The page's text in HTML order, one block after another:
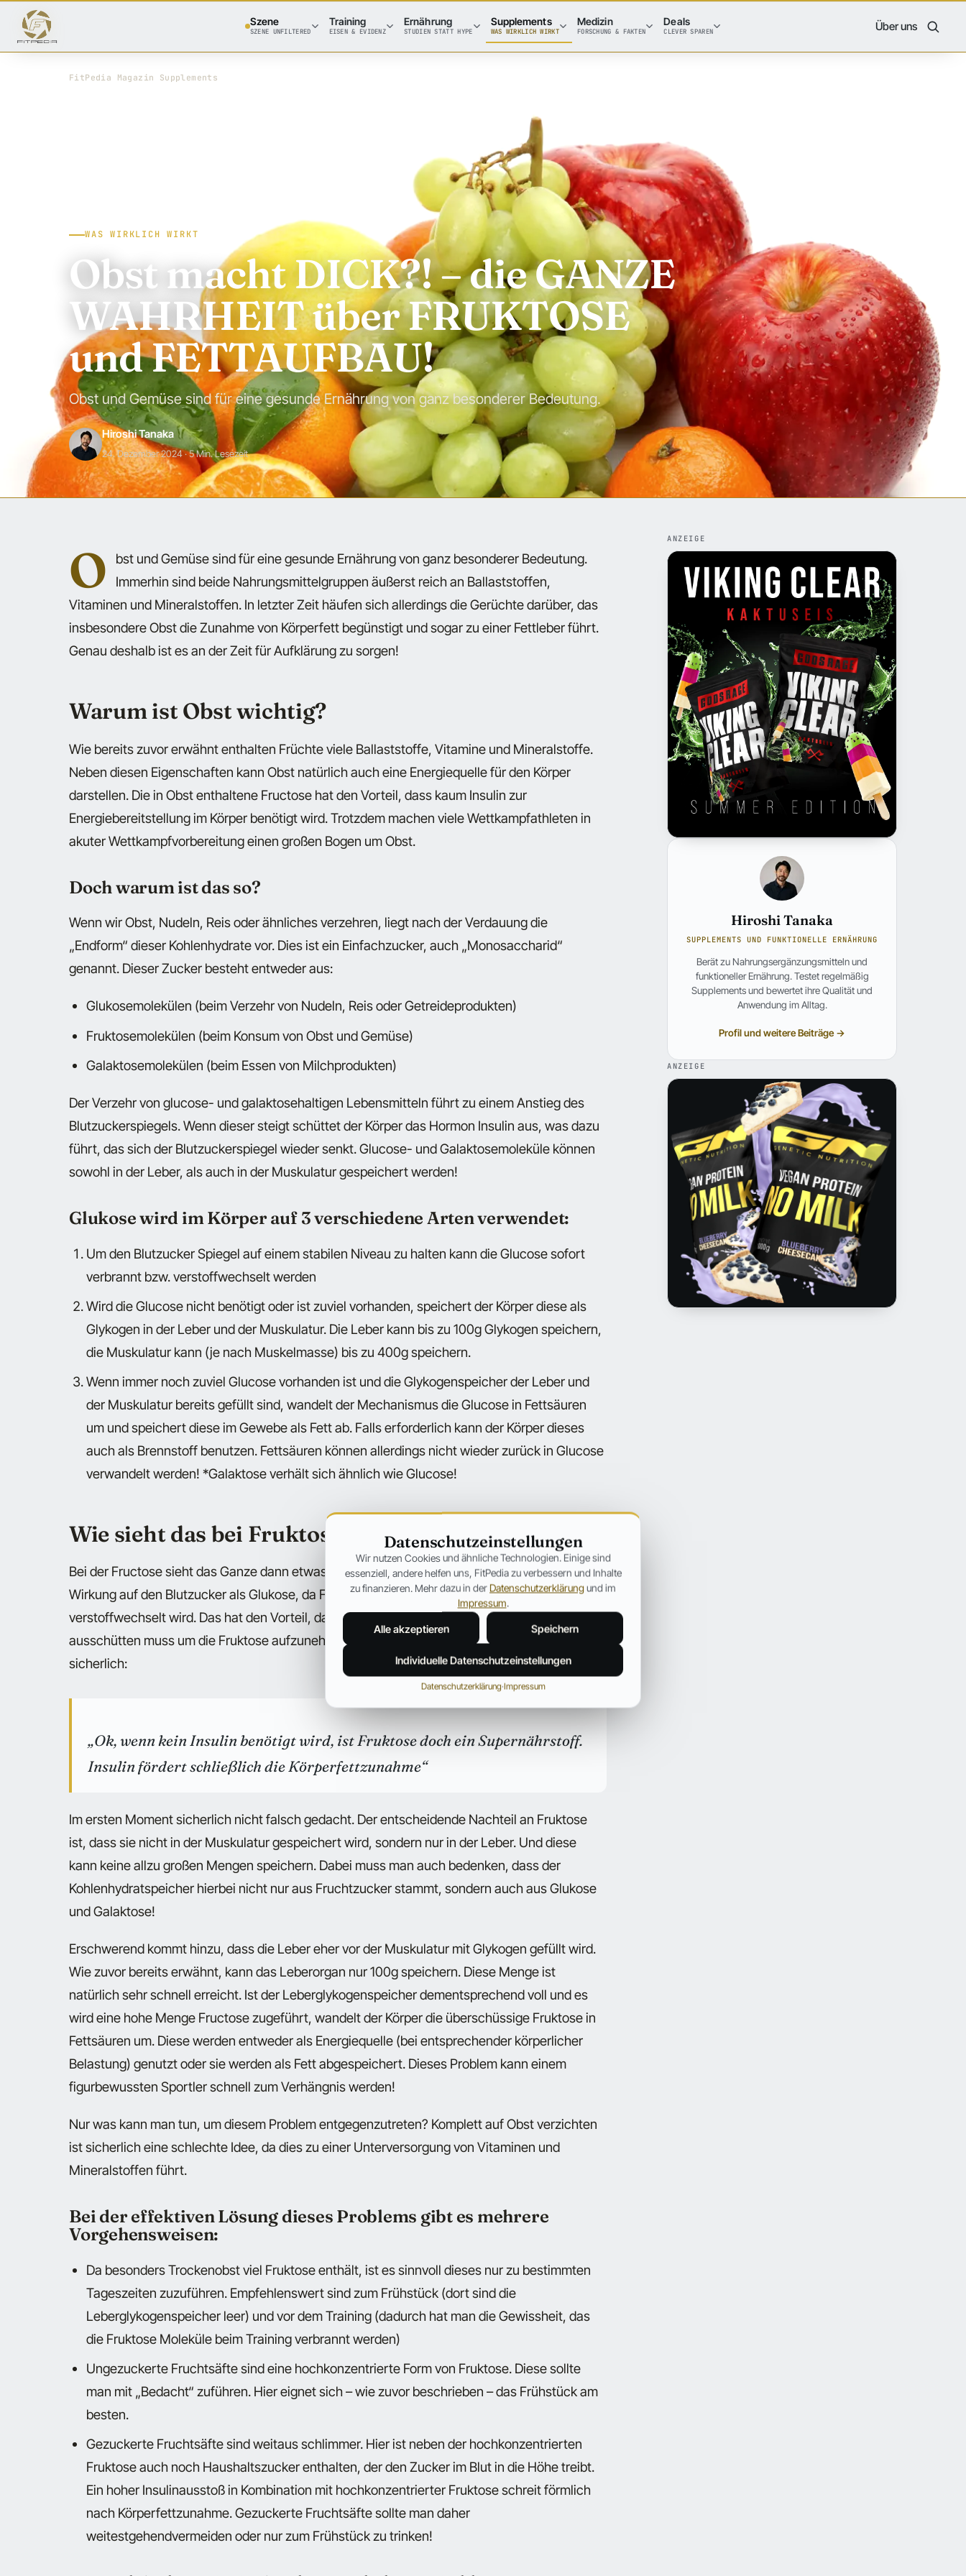
Szene
SZENE UNFILTERED
Training
EISEN & EVIDENZ
Ernährung
STUDIEN STATT HYPE
Supplements
WAS WIRKLICH WIRKT
Medizin
FORSCHUNG & FAKTEN
Deals
CLEVER SPAREN Über uns
FitPedia Magazin Supplements
WAS WIRKLICH WIRKT
Obst macht DICK?! – die GANZE
WAHRHEIT über FRUKTOSE
und FETTAUFBAU!
Obst und Gemüse sind für eine gesunde Ernährung von ganz besonderer Bedeutung.
Hiroshi Tanaka
24. Dezember 2024· 5 Min. Lesezeit
O
bst und Gemüse sind für eine gesunde Ernährung von ganz besonderer Bedeutung.
Immerhin sind beide Nahrungsmittelgruppen äußerst reich an Ballaststoffen,
Vitaminen und Mineralstoffen. In letzter Zeit häufen sich allerdings die Gerüchte darüber, das
insbesondere Obst die Zunahme von Körperfett begünstigt und sogar zu einer Fettleber führt.
Genau deshalb ist es an der Zeit für Aufklärung zu sorgen!
Warum ist Obst wichtig?
Wie bereits zuvor erwähnt enthalten Früchte viele Ballaststoffe, Vitamine und Mineralstoffe.
Neben diesen Eigenschaften kann Obst natürlich auch eine Energiequelle für den Körper
darstellen. Die in Obst enthaltene Fructose hat den Vorteil, dass kaum Insulin zur
Energiebereitstellung im Körper benötigt wird. Trotzdem machen viele Wettkampfathleten in
akuter Wettkampfvorbereitung einen großen Bogen um Obst.
Doch warum ist das so?
Wenn wir Obst, Nudeln, Reis oder ähnliches verzehren, liegt nach der Verdauung die
„Endform“ dieser Kohlenhydrate vor. Dies ist ein Einfachzucker, auch „Monosaccharid“
genannt. Dieser Zucker besteht entweder aus:
Glukosemolekülen (beim Verzehr von Nudeln, Reis oder Getreideprodukten)
Fruktosemolekülen (beim Konsum von Obst und Gemüse)
Galaktosemolekülen (beim Essen von Milchprodukten)
Der Verzehr von glucose- und galaktosehaltigen Lebensmitteln führt zu einem Anstieg des
Blutzuckerspiegels. Wenn dieser steigt schüttet der Körper das Hormon Insulin aus, was dazu
führt, das sich der Blutzuckerspiegel wieder senkt. Glucose- und Galaktosemoleküle können
sowohl in der Leber, als auch in der Muskulatur gespeichert werden!
Glukose wird im Körper auf 3 verschiedene Arten verwendet:
Um den Blutzucker Spiegel auf einem stabilen Niveau zu halten kann die Glucose sofort
verbrannt bzw. verstoffwechselt werden
Wird die Glucose nicht benötigt oder ist zuviel vorhanden, speichert der Körper diese als
Glykogen in der Leber und der Muskulatur. Die Leber kann bis zu 100g Glykogen speichern,
die Muskulatur kann (je nach Muskelmasse) bis zu 400g speichern.
Wenn immer noch zuviel Glucose vorhanden ist und die Glykogenspeicher der Leber und
der Muskulatur bereits gefüllt sind, wandelt der Mechanismus die Glucose in Fettsäuren
um und speichert diese im Gewebe als Fett ab. Falls erforderlich kann der Körper dieses
auch als Brennstoff benutzen. Fettsäuren können allerdings nicht wieder zurück in Glucose
verwandelt werden! *Galaktose verhält sich ähnlich wie Glucose!
Wie sieht das bei Fruktose aus?
Bei der Fructose sieht das Ganze dann etwas anders aus: Der Verzehr hat sehr viel weniger
Wirkung auf den Blutzucker als Glukose, da Fructose vorwiegend im Leberorgan
verstoffwechselt wird. Das hat den Vorteil, das der Mechanismus im Prinzip kein Insulin
ausschütten muss um die Fruktose aufzunehmen und zu verstoffwechseln. Man denkt jetzt
sicherlich:
„Ok, wenn kein Insulin benötigt wird, ist Fruktose doch ein Supernährstoff.
Insulin fördert schließlich die Körperfettzunahme“
Im ersten Moment sicherlich nicht falsch gedacht. Der entscheidende Nachteil an Fruktose
ist, dass sie nicht in der Muskulatur gespeichert wird, sondern nur in der Leber. Und diese
kann keine allzu großen Mengen speichern. Dabei muss man auch bedenken, dass der
Kohlenhydratspeicher hierbei nicht nur aus Fruchtzucker stammt, sondern auch aus Glukose
und Galaktose!
Erschwerend kommt hinzu, dass die Leber eher vor der Muskulatur mit Glykogen gefüllt wird.
Wie zuvor bereits erwähnt, kann das Leberorgan nur 100g speichern. Diese Menge ist
natürlich sehr schnell erreicht. Ist der Leberglykogenspeicher dementsprechend voll und es
wird eine hohe Menge Fructose zugeführt, wandelt der Körper die überschüssige Fruktose in
Fettsäuren um. Diese werden entweder als Energiequelle (bei entsprechender körperlicher
Belastung) genutzt oder sie werden als Fett abgespeichert. Dieses Problem kann einem
figurbewussten Sportler schnell zum Verhängnis werden!
Nur was kann man tun, um diesem Problem entgegenzutreten? Komplett auf Obst verzichten
ist sicherlich eine schlechte Idee, da dies zu einer Unterversorgung von Vitaminen und
Mineralstoffen führt.
Bei der effektiven Lösung dieses Problems gibt es mehrere
Vorgehensweisen:
Da besonders Trockenobst viel Fruktose enthält, ist es sinnvoll dieses nur zu bestimmten
Tageszeiten zuzuführen. Empfehlenswert sind zum Frühstück (dort sind die
Leberglykogenspeicher leer) und vor dem Training (dadurch hat man die Gewissheit, das
die Fruktose Moleküle beim Training verbrannt werden)
Ungezuckerte Fruchtsäfte sind eine hochkonzentrierte Form von Fruktose. Diese sollte
man mit „Bedacht“ zuführen. Hier eignet sich – wie zuvor beschrieben – das Frühstück am
besten.
Gezuckerte Fruchtsäfte sind weitaus schlimmer. Hier ist neben der hochkonzentrierten
Fruktose auch noch Haushaltszucker enthalten, der den Zucker im Blut in die Höhe treibt.
Ein hoher Insulinausstoß in Kombination mit hochkonzentrierter Fruktose schreit förmlich
nach Körperfettzunahme. Gezuckerte Fruchtsäfte sollte man daher
weitestgehendvermeiden oder nur zum Frühstück zu trinken!
ANZEIGE
Hiroshi Tanaka
SUPPLEMENTS UND FUNKTIONELLE ERNÄHRUNG
Berät zu Nahrungsergänzungsmitteln und
funktioneller Ernährung. Testet regelmäßig
Supplements und bewertet ihre Qualität und
Anwendung im Alltag.
Profil und weitere Beiträge →
ANZEIGE
Datenschutzeinstellungen
Wir nutzen Cookies und ähnliche Technologien. Einige sind
essenziell, andere helfen uns, FitPedia zu verbessern und Inhalte
zu finanzieren. Mehr dazu in der Datenschutzerklärungund im
Impressum.
Alle akzeptieren Speichern
Individuelle Datenschutzeinstellungen
Datenschutzerklärung·Impressum